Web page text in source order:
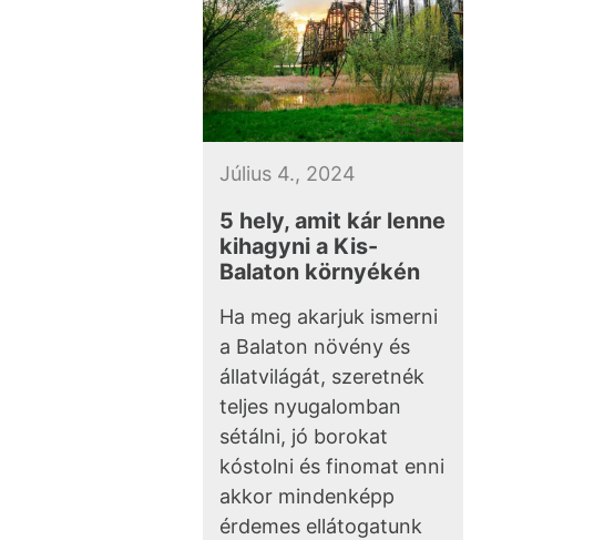
Július 4., 2024
5 hely, amit kár lenne
kihagyni a Kis-
Balaton környékén
Ha meg akarjuk ismerni
a Balaton növény és
állatvilágát, szeretnék
teljes nyugalomban
sétálni, jó borokat
kóstolni és finomat enni
akkor mindenképp
érdemes ellátogatunk